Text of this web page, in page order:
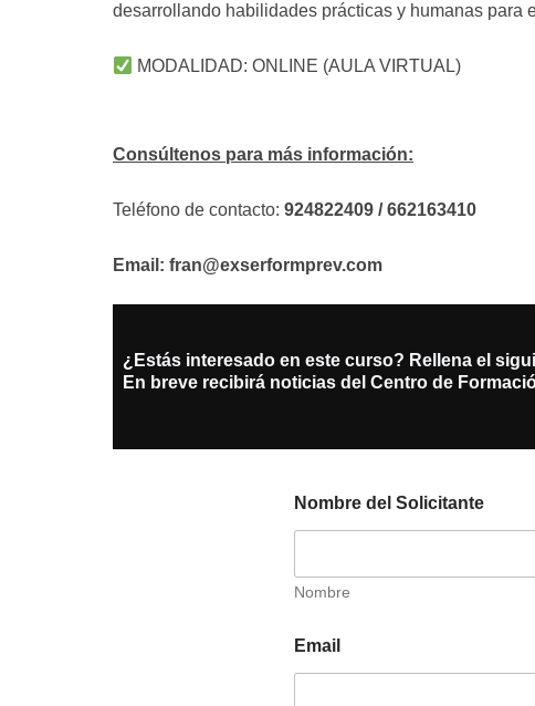
desarrollando habilidades prácticas y humanas para
MODALIDAD: ONLINE (AULA VIRTUAL)
Consúltenos para más información:
Teléfono de contacto: 924822409 / 662163410
Email: fran@exserformprev.com
¿Estás interesado en este curso? Rellena el
En breve recibirá noticias del Centro de
Nombre del Solicitante
Nombre
Email